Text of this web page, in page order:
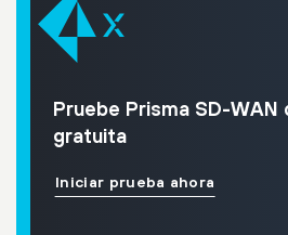
Pruebe Prisma SD-WAN
gratuita
Iniciar prueba ahora